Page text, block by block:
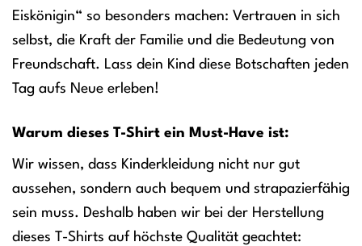
Eiskönigin“ so besonders machen: Vertrauen in sich
selbst, die Kraft der Familie und die Bedeutung von
Freundschaft. Lass dein Kind diese Botschaften jeden
Tag aufs Neue erleben!
Warum dieses T-Shirt ein Must-Have ist:
Wir wissen, dass Kinderkleidung nicht nur gut
aussehen, sondern auch bequem und strapazierfähig
sein muss. Deshalb haben wir bei der Herstellung
dieses T-Shirts auf höchste Qualität geachtet: